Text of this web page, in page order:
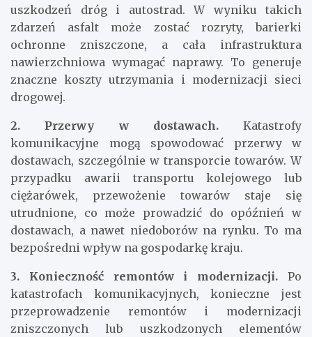
uszkodzeń dróg i autostrad. W wyniku takich
zdarzeń asfalt może zostać rozryty, barierki
ochronne zniszczone, a cała infrastruktura
nawierzchniowa wymagać naprawy. To generuje
znaczne koszty utrzymania i modernizacji sieci
drogowej.
2. Przerwy w dostawach. Katastrofy
komunikacyjne mogą spowodować przerwy w
dostawach, szczególnie w transporcie towarów. W
przypadku awarii transportu kolejowego lub
ciężarówek, przewożenie towarów staje się
utrudnione, co może prowadzić do opóźnień w
dostawach, a nawet niedoborów na rynku. To ma
bezpośredni wpływ na gospodarkę kraju.
3. Konieczność remontów i modernizacji. Po
katastrofach komunikacyjnych, konieczne jest
przeprowadzenie remontów i modernizacji
zniszczonych lub uszkodzonych elementów